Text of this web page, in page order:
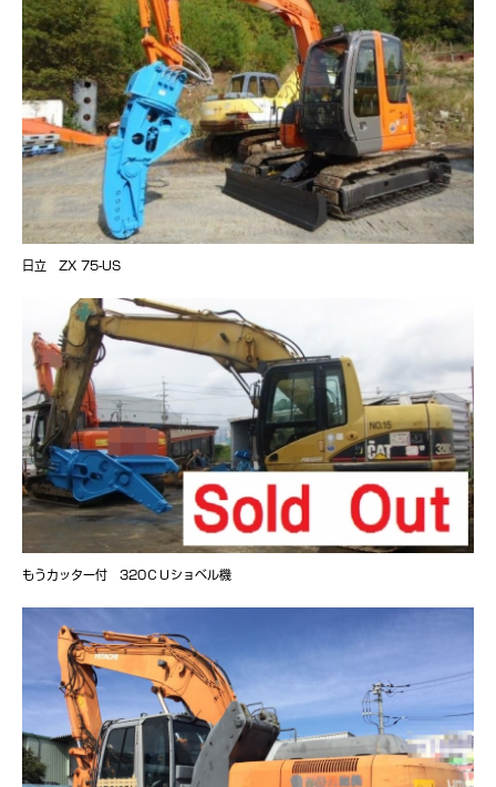
日立 ZX 75-US
もうカッター付 320ＣＵショベル機